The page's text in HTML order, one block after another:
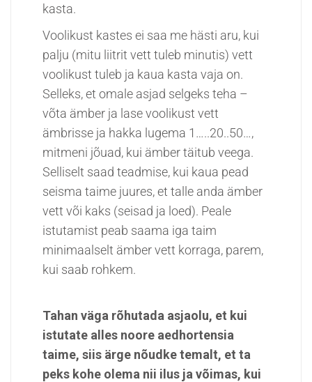
kasta.
Voolikust kastes ei saa me hästi aru, kui
palju (mitu liitrit vett tuleb minutis) vett
voolikust tuleb ja kaua kasta vaja on.
Selleks, et omale asjad selgeks teha –
võta ämber ja lase voolikust vett
ämbrisse ja hakka lugema 1…..20..50…,
mitmeni jõuad, kui ämber täitub veega.
Selliselt saad teadmise, kui kaua pead
seisma taime juures, et talle anda ämber
vett või kaks (seisad ja loed). Peale
istutamist peab saama iga taim
minimaalselt ämber vett korraga, parem,
kui saab rohkem.
Tahan väga rõhutada asjaolu, et kui
istutate alles noore aedhortensia
taime, siis ärge nõudke temalt, et ta
peks kohe olema nii ilus ja võimas, kui